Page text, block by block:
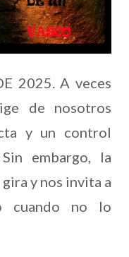
2025. A veces
de nosotros
y un control
embargo, la
y nos invita a
cuando no lo